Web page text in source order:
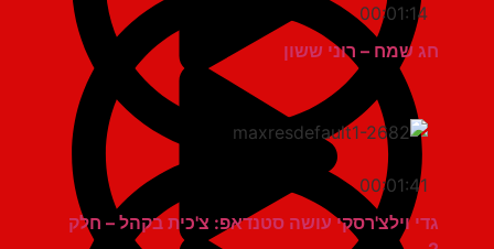
00:01:14
חג שמח – רוני ששון
00:01:41
גדי וילצ'רסקי עושה סטנדאפ: צ'כית בקהל – חלק